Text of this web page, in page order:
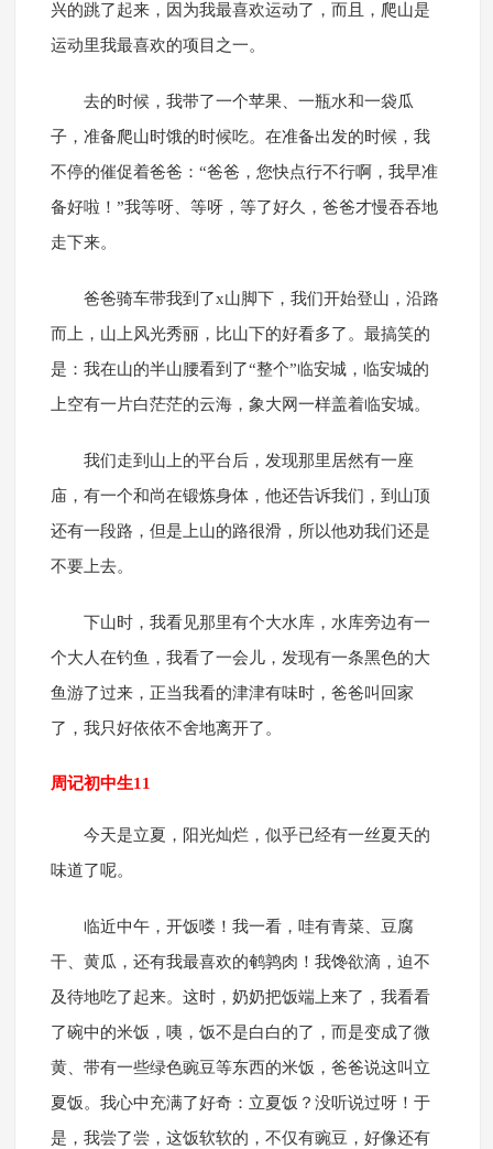
兴的跳了起来，因为我最喜欢运动了，而且，爬山是
运动里我最喜欢的项目之一。
去的时候，我带了一个苹果、一瓶水和一袋瓜
子，准备爬山时饿的时候吃。在准备出发的时候，我
不停的催促着爸爸：“爸爸，您快点行不行啊，我早准
备好啦！”我等呀、等呀，等了好久，爸爸才慢吞吞地
走下来。
爸爸骑车带我到了x山脚下，我们开始登山，沿路
而上，山上风光秀丽，比山下的好看多了。最搞笑的
是：我在山的半山腰看到了“整个”临安城，临安城的
上空有一片白茫茫的云海，象大网一样盖着临安城。
我们走到山上的平台后，发现那里居然有一座
庙，有一个和尚在锻炼身体，他还告诉我们，到山顶
还有一段路，但是上山的路很滑，所以他劝我们还是
不要上去。
下山时，我看见那里有个大水库，水库旁边有一
个大人在钓鱼，我看了一会儿，发现有一条黑色的大
鱼游了过来，正当我看的津津有味时，爸爸叫回家
了，我只好依依不舍地离开了。
周记初中生11
今天是立夏，阳光灿烂，似乎已经有一丝夏天的
味道了呢。
临近中午，开饭喽！我一看，哇有青菜、豆腐
干、黄瓜，还有我最喜欢的鹌鹑肉！我馋欲滴，迫不
及待地吃了起来。这时，奶奶把饭端上来了，我看看
了碗中的米饭，咦，饭不是白白的了，而是变成了微
黄、带有一些绿色豌豆等东西的米饭，爸爸说这叫立
夏饭。我心中充满了好奇：立夏饭？没听说过呀！于
是，我尝了尝，这饭软软的，不仅有豌豆，好像还有